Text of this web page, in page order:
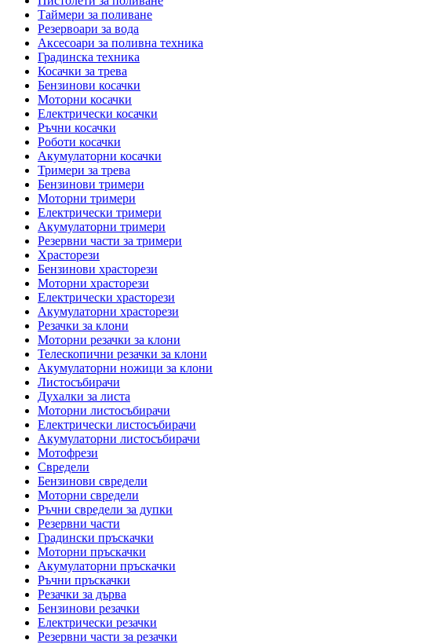
Таймери за поливане
Резервоари за вода
Аксесоари за поливна техника
Градинска техника
Косачки за трева
Бензинови косачки
Моторни косачки
Електрически косачки
Ръчни косачки
Роботи косачки
Акумулаторни косачки
Тримери за трева
Бензинови тримери
Моторни тримери
Електрически тримери
Акумулаторни тримери
Резервни части за тримери
Храсторези
Бензинови храсторези
Моторни храсторези
Електрически храсторези
Акумулаторни храсторези
Резачки за клони
Моторни резачки за клони
Телескопични резачки за клони
Акумулаторни ножици за клони
Листосъбирачи
Духалки за листа
Моторни листосъбирачи
Електрически листосъбирачи
Акумулаторни листосъбирачи
Мотофрези
Свредели
Бензинови свредели
Моторни свредели
Ръчни свредели за дупки
Резервни части
Градински пръскачки
Моторни пръскачки
Акумулаторни пръскачки
Ръчни пръскачки
Резачки за дърва
Бензинови резачки
Електрически резачки
Резервни части за резачки